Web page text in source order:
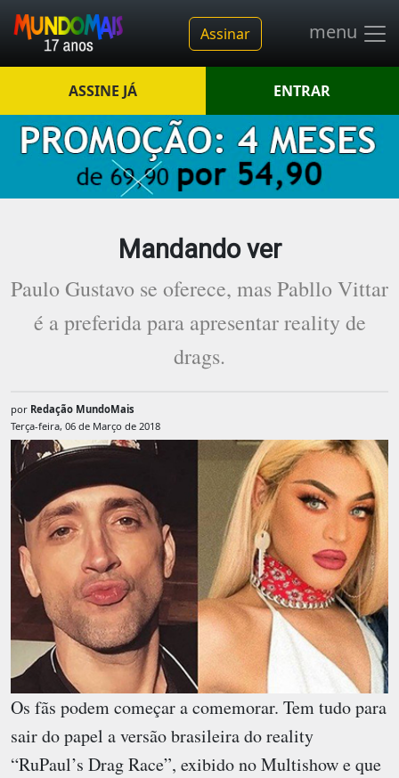
Assinar menu
ASSINE JÁ ENTRAR
Mandando ver
Paulo Gustavo se oferece, mas Pabllo Vittar
é a preferida para apresentar reality de
drags.
por Redação MundoMais
Terça-feira, 06 de Março de 2018
Os fãs podem começar a comemorar. Tem tudo para
sair do papel a versão brasileira do reality
“RuPaul’s Drag Race”, exibido no Multishow e que